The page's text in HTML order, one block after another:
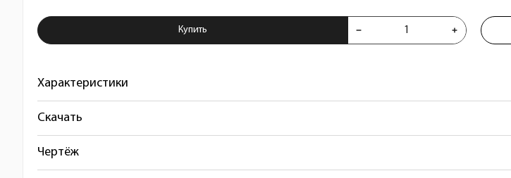
Купить Светильник уличный светодиодный Zolla 380273
Купить
Характеристики
Скачать
Чертёж